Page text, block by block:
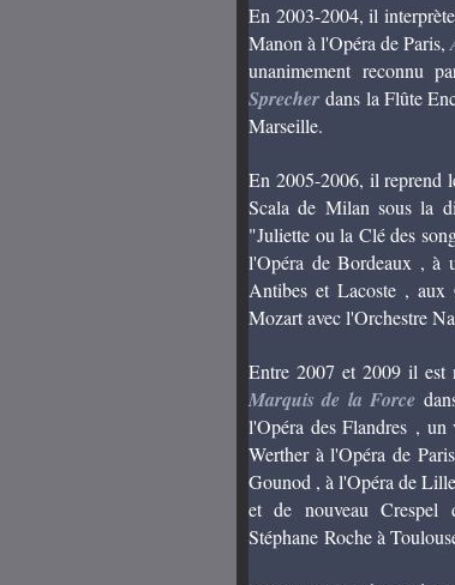
En 2003-2004, il
Manon à l'Opéra de Paris,
unanimement reconnu
Sprecher dans la Flûte
Marseille.
En 2005-2006, il reprend
Scala de Milan sous la
"Juliette ou la Clé des
l'Opéra de Bordeaux , à
Antibes et Lacoste , aux
Mozart avec l'Orchestre
Entre 2007 et 2009 il est
Marquis de la Force
l'Opéra des Flandres , un
Werther à l'Opéra de
Gounod , à l'Opéra de
et de nouveau Crespel
Stéphane Roche à